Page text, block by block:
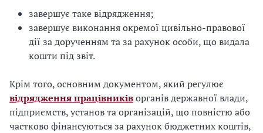
завершує таке відрядження;
завершує виконання окремої цивільно-правової
дії за дорученням та за рахунок особи, що видала
кошти під звіт.
Крім того, основним документом, який регулює
відрядження працівниківорганів державної влади,
підприємств, установ та організацій, що повністю або
частково фінансуються за рахунок бюджетних коштів,